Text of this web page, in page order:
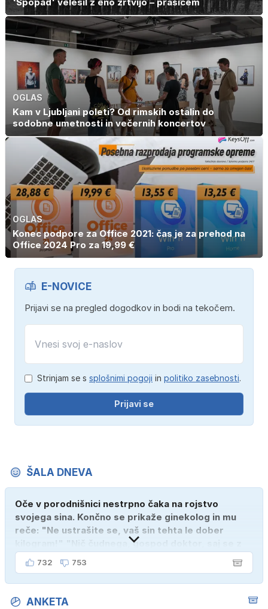
OGLAS
Kam v Ljubljani poleti? Od rimskih ostalin do
sodobne umetnosti in večernih koncertov
OGLAS
Konec podpore za Office 2021: čas je za prehod na
Office 2024 Pro za 19,99 €
E-NOVICE
Prijavi se na pregled dogodkov in bodi na tekočem.
Strinjam se s splošnimi pogoji in politiko zasebnosti.
Prijavi se
ŠALA DNEVA
Oče v porodnišnici nestrpno čaka na rojstvo
svojega sina. Končno se prikaže ginekolog in mu
reče: "Ne ustrašite se, vaš sin tehta le dober
kilogram!" "Nič čudnega, gospod doktor, saj se z
ženo poznava šele tri mesece."
732 753
ANKETA